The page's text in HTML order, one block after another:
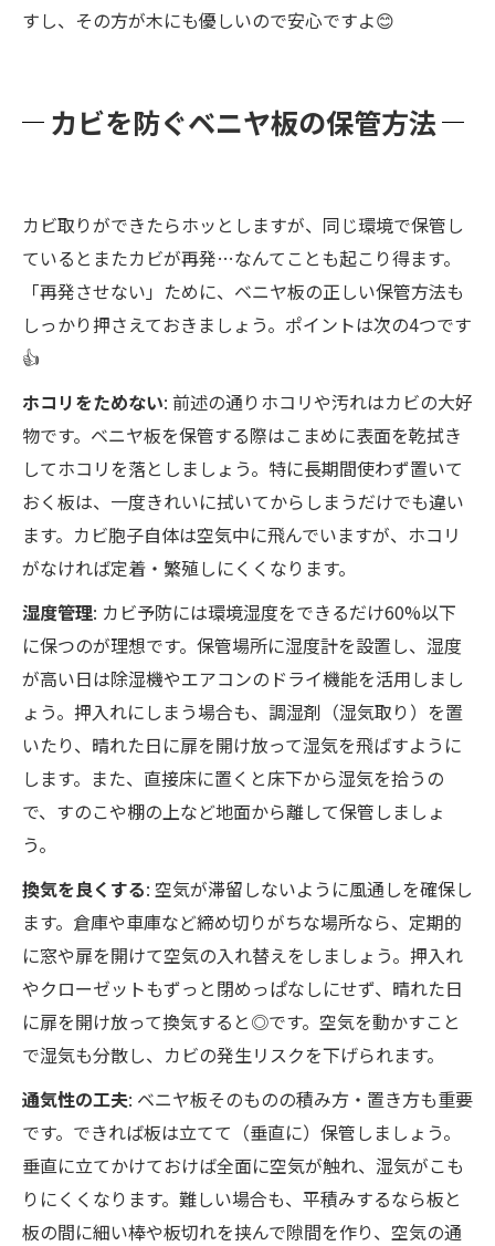
すし、その方が木にも優しいので安心ですよ😊
カビを防ぐベニヤ板の保管方法
カビ取りができたらホッとしますが、同じ環境で保管し
ているとまたカビが再発…なんてことも起こり得ます。
「再発させない」ために、ベニヤ板の正しい保管方法も
しっかり押さえておきましょう。ポイントは次の4つです
👍
ホコリをためない: 前述の通りホコリや汚れはカビの大好
物です。ベニヤ板を保管する際はこまめに表面を乾拭き
してホコリを落としましょう。特に長期間使わず置いて
おく板は、一度きれいに拭いてからしまうだけでも違い
ます。カビ胞子自体は空気中に飛んでいますが、ホコリ
がなければ定着・繁殖しにくくなります。
湿度管理: カビ予防には環境湿度をできるだけ60%以下
に保つのが理想です。保管場所に湿度計を設置し、湿度
が高い日は除湿機やエアコンのドライ機能を活用しまし
ょう。押入れにしまう場合も、調湿剤（湿気取り）を置
いたり、晴れた日に扉を開け放って湿気を飛ばすように
します。また、直接床に置くと床下から湿気を拾うの
で、すのこや棚の上など地面から離して保管しましょ
う。
換気を良くする: 空気が滞留しないように風通しを確保し
ます。倉庫や車庫など締め切りがちな場所なら、定期的
に窓や扉を開けて空気の入れ替えをしましょう。押入れ
やクローゼットもずっと閉めっぱなしにせず、晴れた日
に扉を開け放って換気すると◎です。空気を動かすこと
で湿気も分散し、カビの発生リスクを下げられます。
通気性の工夫: ベニヤ板そのものの積み方・置き方も重要
です。できれば板は立てて（垂直に）保管しましょう。
垂直に立てかけておけば全面に空気が触れ、湿気がこも
りにくくなります。難しい場合も、平積みするなら板と
板の間に細い棒や板切れを挟んで隙間を作り、空気の通